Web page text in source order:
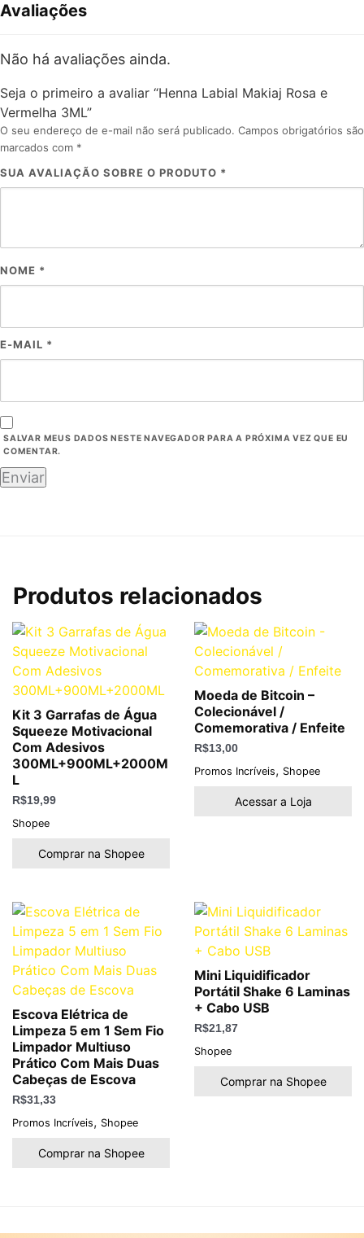
Avaliações
Não há avaliações ainda.
Seja o primeiro a avaliar “Henna Labial Makiaj Rosa e
Vermelha 3ML”
O seu endereço de e-mail não será publicado. Campos obrigatórios são
marcados com *
SUA AVALIAÇÃO SOBRE O PRODUTO *
NOME *
E-MAIL *
SALVAR MEUS DADOS NESTE NAVEGADOR PARA A PRÓXIMA VEZ QUE EU
COMENTAR.
Produtos relacionados
Kit 3 Garrafas de Água
Squeeze Motivacional
Com Adesivos
300ML+900ML+2000M
L
R$19,99
Shopee
Comprar na Shopee
Moeda de Bitcoin –
Colecionável /
Comemorativa / Enfeite
R$13,00
Promos Incríveis, Shopee
Acessar a Loja
Escova Elétrica de
Limpeza 5 em 1 Sem Fio
Limpador Multiuso
Prático Com Mais Duas
Cabeças de Escova
R$31,33
Promos Incríveis, Shopee
Comprar na Shopee
Mini Liquidificador
Portátil Shake 6 Laminas
+ Cabo USB
R$21,87
Shopee
Comprar na Shopee